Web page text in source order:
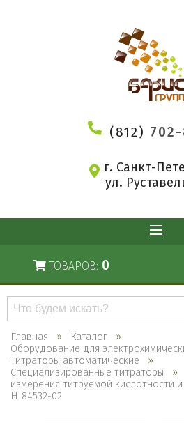
(812)
г. Санкт-
ул.
ТОВАРОВ: 0
Поиск
каталогу
Главная
Каталог
Оборудование для
Титраторы автоматические
Специализированные титраторы
измерения титруемой кислотности
HI84532-02